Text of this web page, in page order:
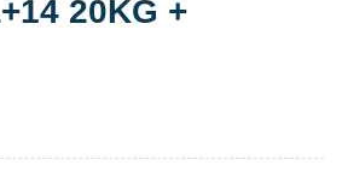
20KG +